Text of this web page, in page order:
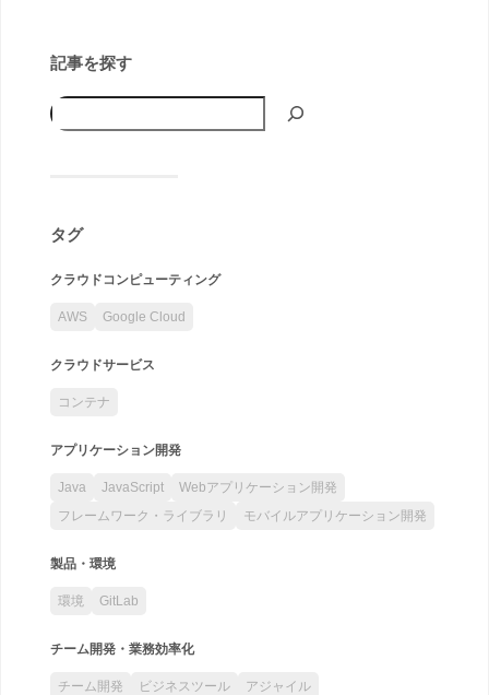
記事を探す
タグ
クラウドコンピューティング
AWS Google Cloud
クラウドサービス
コンテナ
アプリケーション開発
Java JavaScript
Webアプリケーション開発
フレームワーク・ライブラリ
モバイルアプリケーション開発
製品・環境
環境 GitLab
チーム開発・業務効率化
チーム開発 ビジネスツール アジャイル